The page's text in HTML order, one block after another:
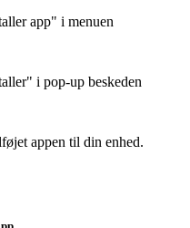
app" i menuen
i pop-up beskeden
appen til din enhed.